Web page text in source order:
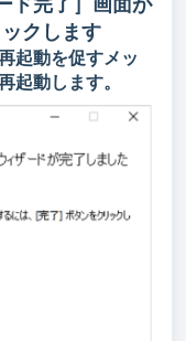
クします
起動を促すメッ
起動します。